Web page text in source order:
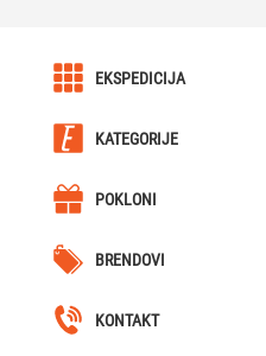
EKSPEDICIJA
Karijera u Ekspediciji
Uslovi kupovine
Cjelokupna ponuda
Naše lokacije
KATEGORIJE
Kutije za Satove / Nakit
Hjumidori / Breneri / Piksle /
Katane / Nunčake
POKLONI
Poklon za dečka
Poklon za djevojku
BRENDOVI
Bicycle
KONTAKT